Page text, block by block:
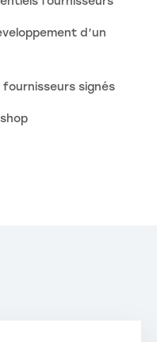
d’un
signés